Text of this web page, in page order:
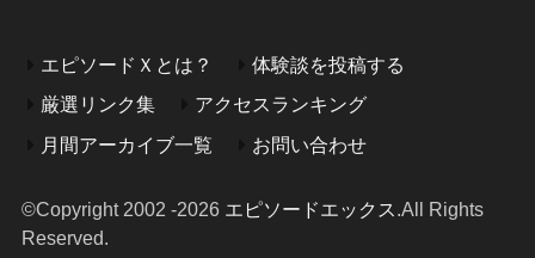
エピソードＸとは？
体験談を投稿する
厳選リンク集
アクセスランキング
月間アーカイブ一覧
お問い合わせ
©Copyright 2002 -2026 エピソードエックス.All Rights
Reserved.